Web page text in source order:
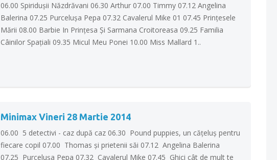
06.00 Spiriduşii Năzdrăvani 06.30 Arthur 07.00 Timmy 07.12 Angelina
Balerina 07.25 Purceluşa Pepa 07.32 Cavalerul Mike 01 07.45 Prinţesele
Mării 08.00 Barbie In Prinţesa Şi Sarmana Croitoreasa 09.25 Familia
Câinilor Spaţiali 09.35 Micul Meu Ponei 10.00 Miss Mallard 1..
Minimax Vineri 28 Martie 2014
06.00 5 detectivi - caz după caz 06.30 Pound puppies, un căţeluş pentru
fiecare copil 07.00 Thomas şi prietenii săi 07.12 Angelina Balerina
07.25 Purceluşa Pepa 07.32 Cavalerul Mike 07.45 Ghici cât de mult te